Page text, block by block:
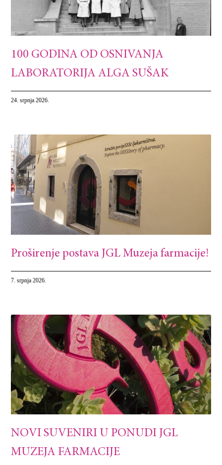
100 GODINA OD OSNIVANJA
LABORATORIJA ALGA SUŠAK
24. srpnja 2026.
Proširenje postava JGL Muzeja farmacije!
7. srpnja 2026.
NOVI SUVENIRI U PONUDI JGL
MUZEJA FARMACIJE